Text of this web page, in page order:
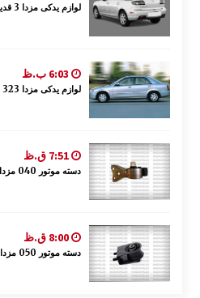
لوازم یدکی مزدا 3 قدیم | مزدا 3 2006-2009
لوازم یدکی مزدا 323 F, GLX, FL | ـ 1996 – 2000
7:51 ق.ظ
دسته موتور 040 مزدا 323 GLX , FL
8:00 ق.ظ
دسته موتور 050 مزدا 323 GLX , FL